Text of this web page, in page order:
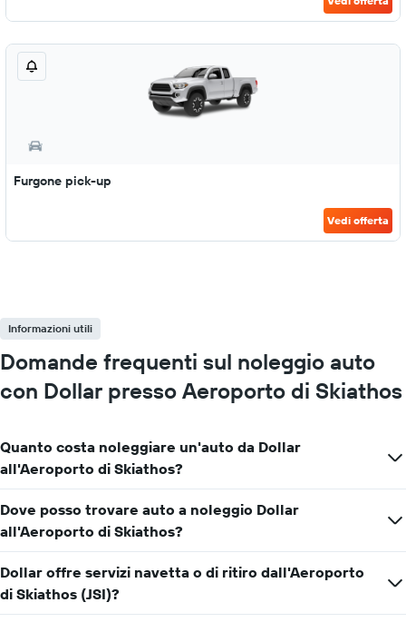
Furgone pick-up
Vedi offerta
Informazioni utili
Domande frequenti sul noleggio auto
con Dollar presso Aeroporto di Skiathos
Quanto costa noleggiare un'auto da Dollar
all'Aeroporto di Skiathos?
Dove posso trovare auto a noleggio Dollar
all'Aeroporto di Skiathos?
Dollar offre servizi navetta o di ritiro dall'Aeroporto
di Skiathos (JSI)?